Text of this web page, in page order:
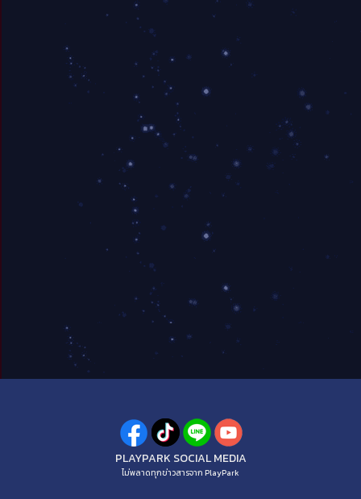
PLAYPARK SOCIAL MEDIA
ไม่พลาดทุกข่าวสารจาก PlayPark